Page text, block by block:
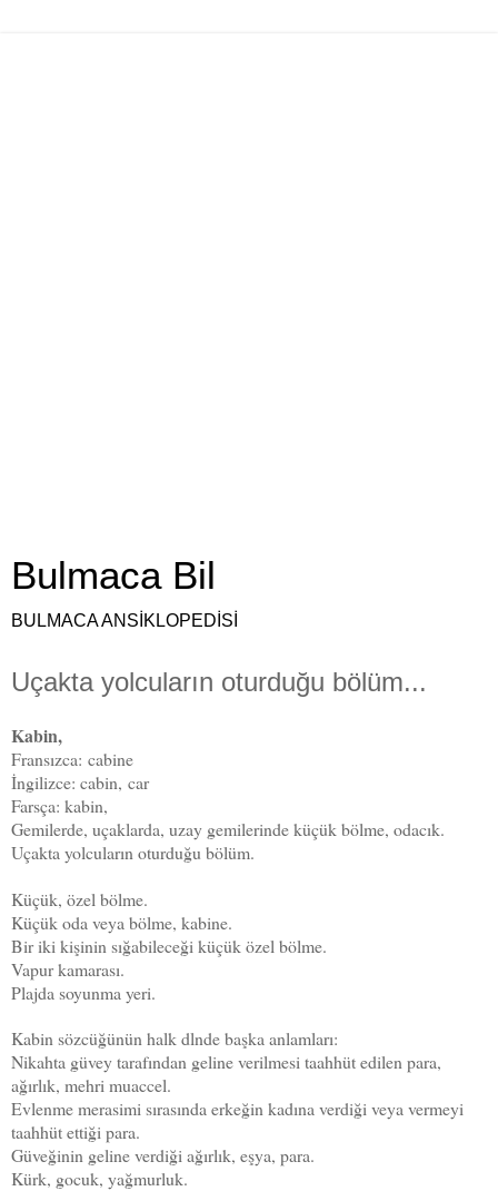
Bulmaca Bil
BULMACA ANSİKLOPEDİSİ
Uçakta yolcuların oturduğu bölüm...
Kabin,
Fransızca: cabine
İngilizce: cabin, car
Farsça: kabin,
Gemilerde, uçaklarda, uzay gemilerinde küçük bölme, odacık.
Uçakta yolcuların oturduğu bölüm.
Küçük, özel bölme.
Küçük oda veya bölme, kabine.
Bir iki kişinin sığabileceği küçük özel bölme.
Vapur kamarası.
Plajda soyunma yeri.
Kabin sözcüğünün halk dlnde başka anlamları:
Nikahta güvey tarafından geline verilmesi taahhüt edilen para,
ağırlık, mehri muaccel.
Evlenme merasimi sırasında erkeğin kadına verdiği veya vermeyi
taahhüt ettiği para.
Güveğinin geline verdiği ağırlık, eşya, para.
Kürk, gocuk, yağmurluk.